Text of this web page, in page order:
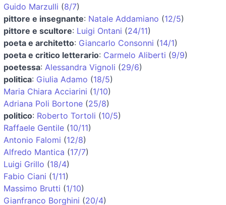
Guido Marzulli (8/7)
pittore e insegnante: Natale Addamiano (12/5)
pittore e scultore: Luigi Ontani (24/11)
poeta e architetto: Giancarlo Consonni (14/1)
poeta e critico letterario: Carmelo Aliberti (9/9)
poetessa: Alessandra Vignoli (29/6)
politica: Giulia Adamo (18/5)
Maria Chiara Acciarini (1/10)
Adriana Poli Bortone (25/8)
politico: Roberto Tortoli (10/5)
Raffaele Gentile (10/11)
Antonio Falomi (12/8)
Alfredo Mantica (17/7)
Luigi Grillo (18/4)
Fabio Ciani (1/11)
Massimo Brutti (1/10)
Gianfranco Borghini (20/4)